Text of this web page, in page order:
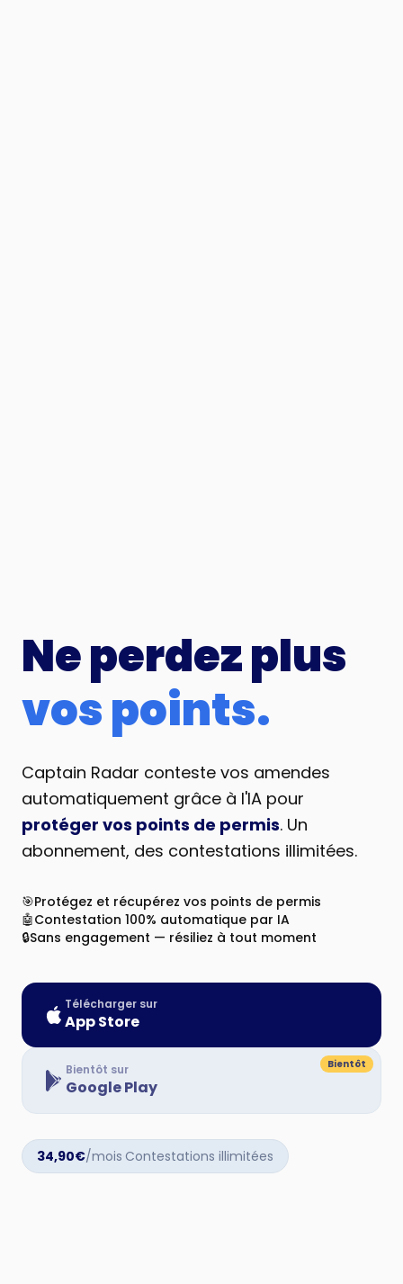
Ne perdez plus
vos points.
Captain Radar conteste vos amendes
automatiquement grâce à l'IA pour
protéger vos points de permis. Un
abonnement, des contestations illimitées.
🎯Protégez et récupérez vos points de permis
🤖Contestation 100% automatique par IA
🔒Sans engagement — résiliez à tout moment
Télécharger sur
App Store
Bientôt sur
Google Play
Bientôt
34,90€/mois Contestations illimitées